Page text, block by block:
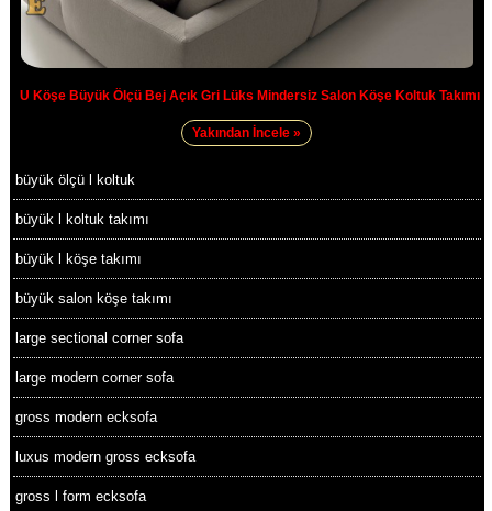
U Köşe Büyük Ölçü Bej Açık Gri Lüks Mindersiz Salon Köşe Koltuk Takımı
Yakından İncele »
büyük ölçü l koltuk
büyük l koltuk takımı
büyük l köşe takımı
büyük salon köşe takımı
large sectional corner sofa
large modern corner sofa
gross modern ecksofa
luxus modern gross ecksofa
gross l form ecksofa